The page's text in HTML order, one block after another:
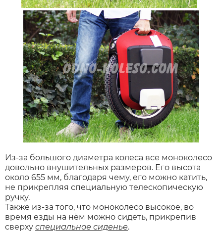
Из-за большого диаметра колеса все моноколесо
довольно внушительных размеров. Его высота
около 655 мм, благодаря чему, его можно катить,
не прикрепляя специальную телескопическую
ручку.
Также из-за того, что моноколесо высокое, во
время езды на нём можно сидеть, прикрепив
сверху специальное сиденье.